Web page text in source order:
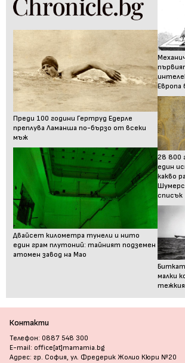
Преди 100 години Гертруд Едерле
преплува Ламанша по-бързо от всеки
мъж
Двайсет километра тунели и нито
един грам плутоний: тайният подземен
атомен завод на Мао
Европа
28 800
един
какво
списък
малки
Контакти
Телефон: 0887 548 300
E-mail: office[at]mamamia.bg
Адрес: гр. София, ул. Фредерик Жолио Кюри №20